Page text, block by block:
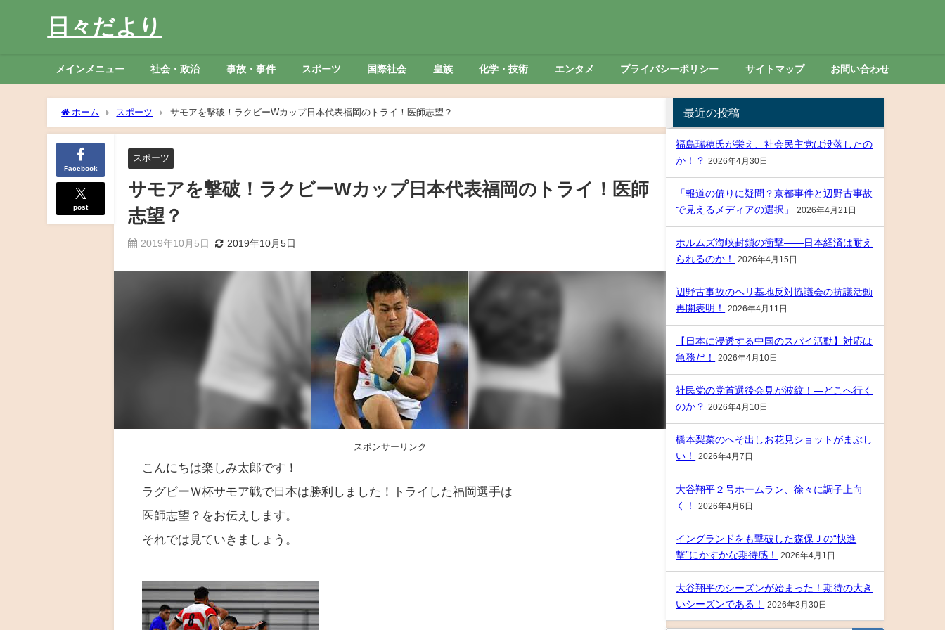
日々だより
メインメニュー 社会・政治 事故・事件 スポーツ 国際社会 皇族 化学・技術 エンタメ プライバシーポリシー サイトマップ お問い合わせ
ホーム スポーツ サモアを撃破！ラクビーWカップ日本代表福岡のトライ！医師志望？
Facebook
post
スポーツ
サモアを撃破！ラクビーWカップ日本代表福岡のトライ！医師
志望？
2019年10月5日 2019年10月5日
スポンサーリンク
こんにちは楽しみ太郎です！
ラグビーＷ杯サモア戦で日本は勝利しました！トライした福岡選手は
医師志望？をお伝えします。
それでは見ていきましょう。
最近の投稿
福島瑞穂氏が栄え、社会民主党は没落したの
か！？ 2026年4月30日
「報道の偏りに疑問？京都事件と辺野古事故
で見えるメディアの選択」
2026年4月21日
ホルムズ海峡封鎖の衝撃――日本経済は耐え
られるのか！
2026年4月15日
辺野古事故のヘリ基地反対協議会の抗議活動
再開表明！
2026年4月11日
【日本に浸透する中国のスパイ活動】対応は
急務だ！
2026年4月10日
社民党の党首選後会見が波紋！―どこへ行く
のか？ 2026年4月10日
橋本梨菜のへそ出しお花見ショットがまぶし
い！
2026年4月7日
大谷翔平２号ホームラン、徐々に調子上向
く！
2026年4月6日
イングランドをも撃破した森保Ｊの“快進
撃”にかすかな期待感！
2026年4月1日
大谷翔平のシーズンが始まった！期待の大き
いシーズンである！
2026年3月30日